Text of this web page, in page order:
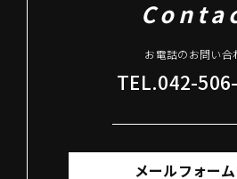
お電話のお問い合
TEL.042-
メールフォー